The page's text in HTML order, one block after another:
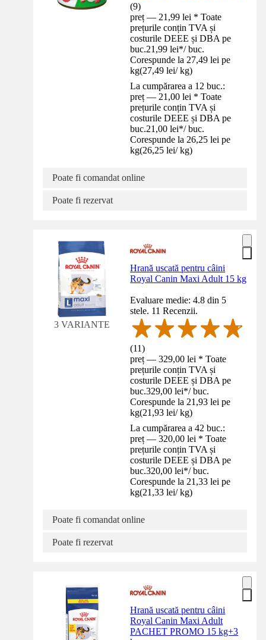
(9)
preț — 21,99 lei * Toate
prețurile conțin TVA și
costurile DEEE și DBA pe
buc.21,99 lei*/ buc.
Corespunde la 27,49 lei pe
kg(27,49 lei/ kg)
La cumpărarea a 12 buc.:
preț — 21,00 lei * Toate
prețurile conțin TVA și
costurile DEEE și DBA pe
buc.21,00 lei*/ buc.
Corespunde la 26,25 lei pe
kg(26,25 lei/ kg)
Poate fi comandat online
Poate fi rezervat
3 VARIANTE
Hrană uscată pentru câini
Royal Canin Maxi Adult 15 kg
Evaluare medie: 4.8 din 5
stele. 11 Recenzii.
(11)
preț — 329,00 lei * Toate
prețurile conțin TVA și
costurile DEEE și DBA pe
buc.329,00 lei*/ buc.
Corespunde la 21,93 lei pe
kg(21,93 lei/ kg)
La cumpărarea a 42 buc.:
preț — 320,00 lei * Toate
prețurile conțin TVA și
costurile DEEE și DBA pe
buc.320,00 lei*/ buc.
Corespunde la 21,33 lei pe
kg(21,33 lei/ kg)
Poate fi comandat online
Poate fi rezervat
Hrană uscată pentru câini
Royal Canin Maxi Adult
PACHET PROMO 15 kg+3